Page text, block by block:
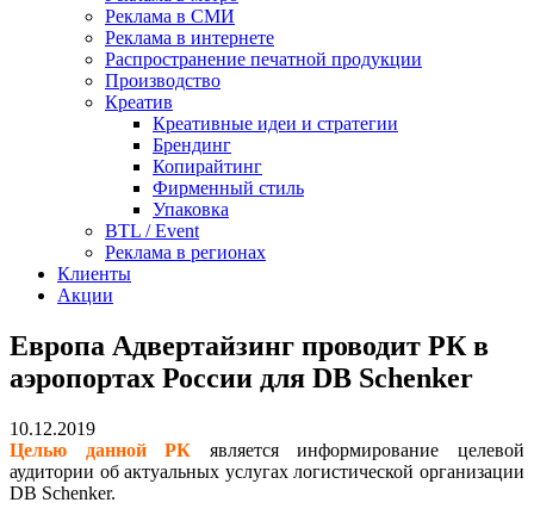
Реклама в СМИ
Реклама в интернете
Распространение печатной продукции
Производство
Креатив
Креативные идеи и стратегии
Брендинг
Копирайтинг
Фирменный стиль
Упаковка
BTL / Event
Реклама в регионах
Клиенты
Акции
Европа Адвертайзинг проводит РК в
аэропортах России для DB Schenker
10.12.2019
Целью данной РК является информирование целевой
аудитории об актуальных услугах логистической организации
DB Schenker.